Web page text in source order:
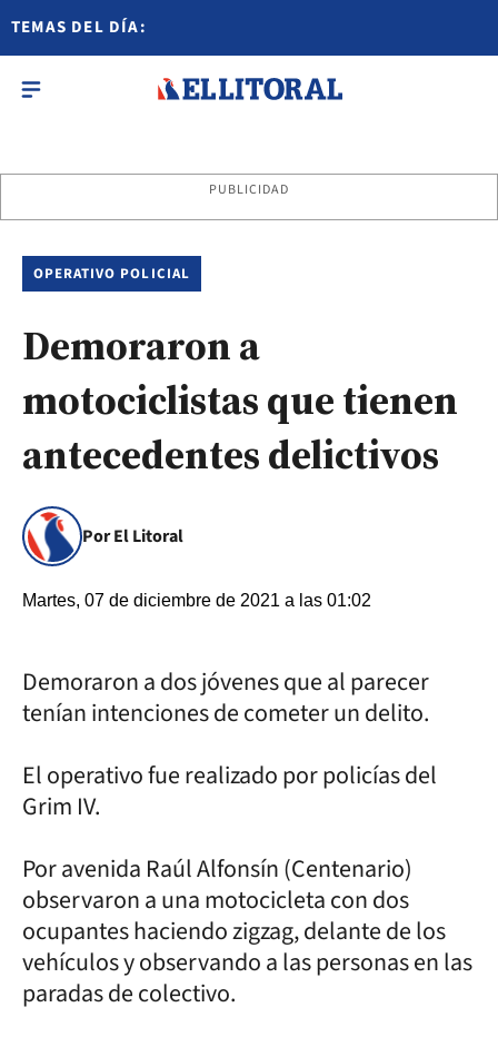
TEMAS DEL DÍA:
PUBLICIDAD
OPERATIVO POLICIAL
Demoraron a
motociclistas que tienen
antecedentes delictivos
Por El Litoral
Martes, 07 de diciembre de 2021 a las 01:02
Demoraron a dos jóvenes que al parecer
tenían intenciones de cometer un delito.
El operativo fue realizado por policías del
Grim IV.
Por avenida Raúl Alfonsín (Centenario)
observaron a una motocicleta con dos
ocupantes haciendo zigzag, delante de los
vehículos y observando a las personas en las
paradas de colectivo.